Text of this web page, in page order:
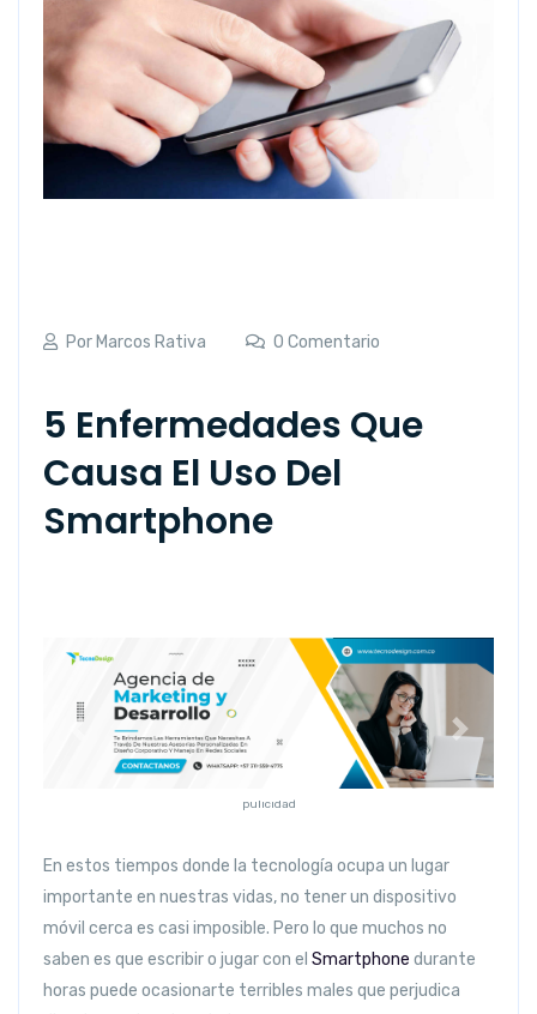
Por Marcos Rativa 0 Comentario
5 Enfermedades Que
Causa El Uso Del
Smartphone
pulicidad
Anterior Siguiente
En estos tiempos donde la tecnología ocupa un lugar
importante en nuestras vidas, no tener un dispositivo
móvil cerca es casi imposible. Pero lo que muchos no
saben es que escribir o jugar con el Smartphone durante
horas puede ocasionarte terribles males que perjudica